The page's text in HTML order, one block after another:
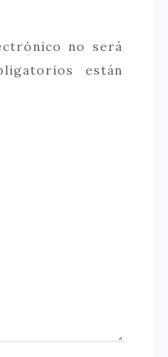
no será
están